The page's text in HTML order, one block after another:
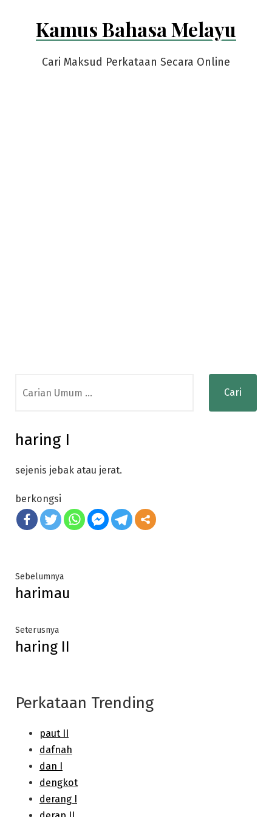
Kamus Bahasa Melayu
Cari Maksud Perkataan Secara Online
for:
haring I
sejenis jebak atau jerat.
berkongsi
Post
navigation
SebelumnyaPrevious
post:
harimau
SeterusnyaNext
post:
haring II
Perkataan Trending